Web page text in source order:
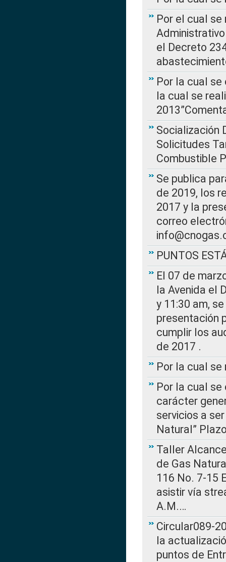
Por el cual
el Decreto
Por la cual se
la cual se
Socialización
Solicitudes
Combustible
Se publica
de 2019, los
2017 y la
correo
PUNTOS
El 07 de
la Avenida el
y 11:30 am,
presentación
cumplir los
de 2017 .
Por la cual se
Por la cual
carácter
servicios a
Natural”
Taller
de Gas
116 No. 7-15
asistir vía
A.M.…
Circular089-
la
puntos de